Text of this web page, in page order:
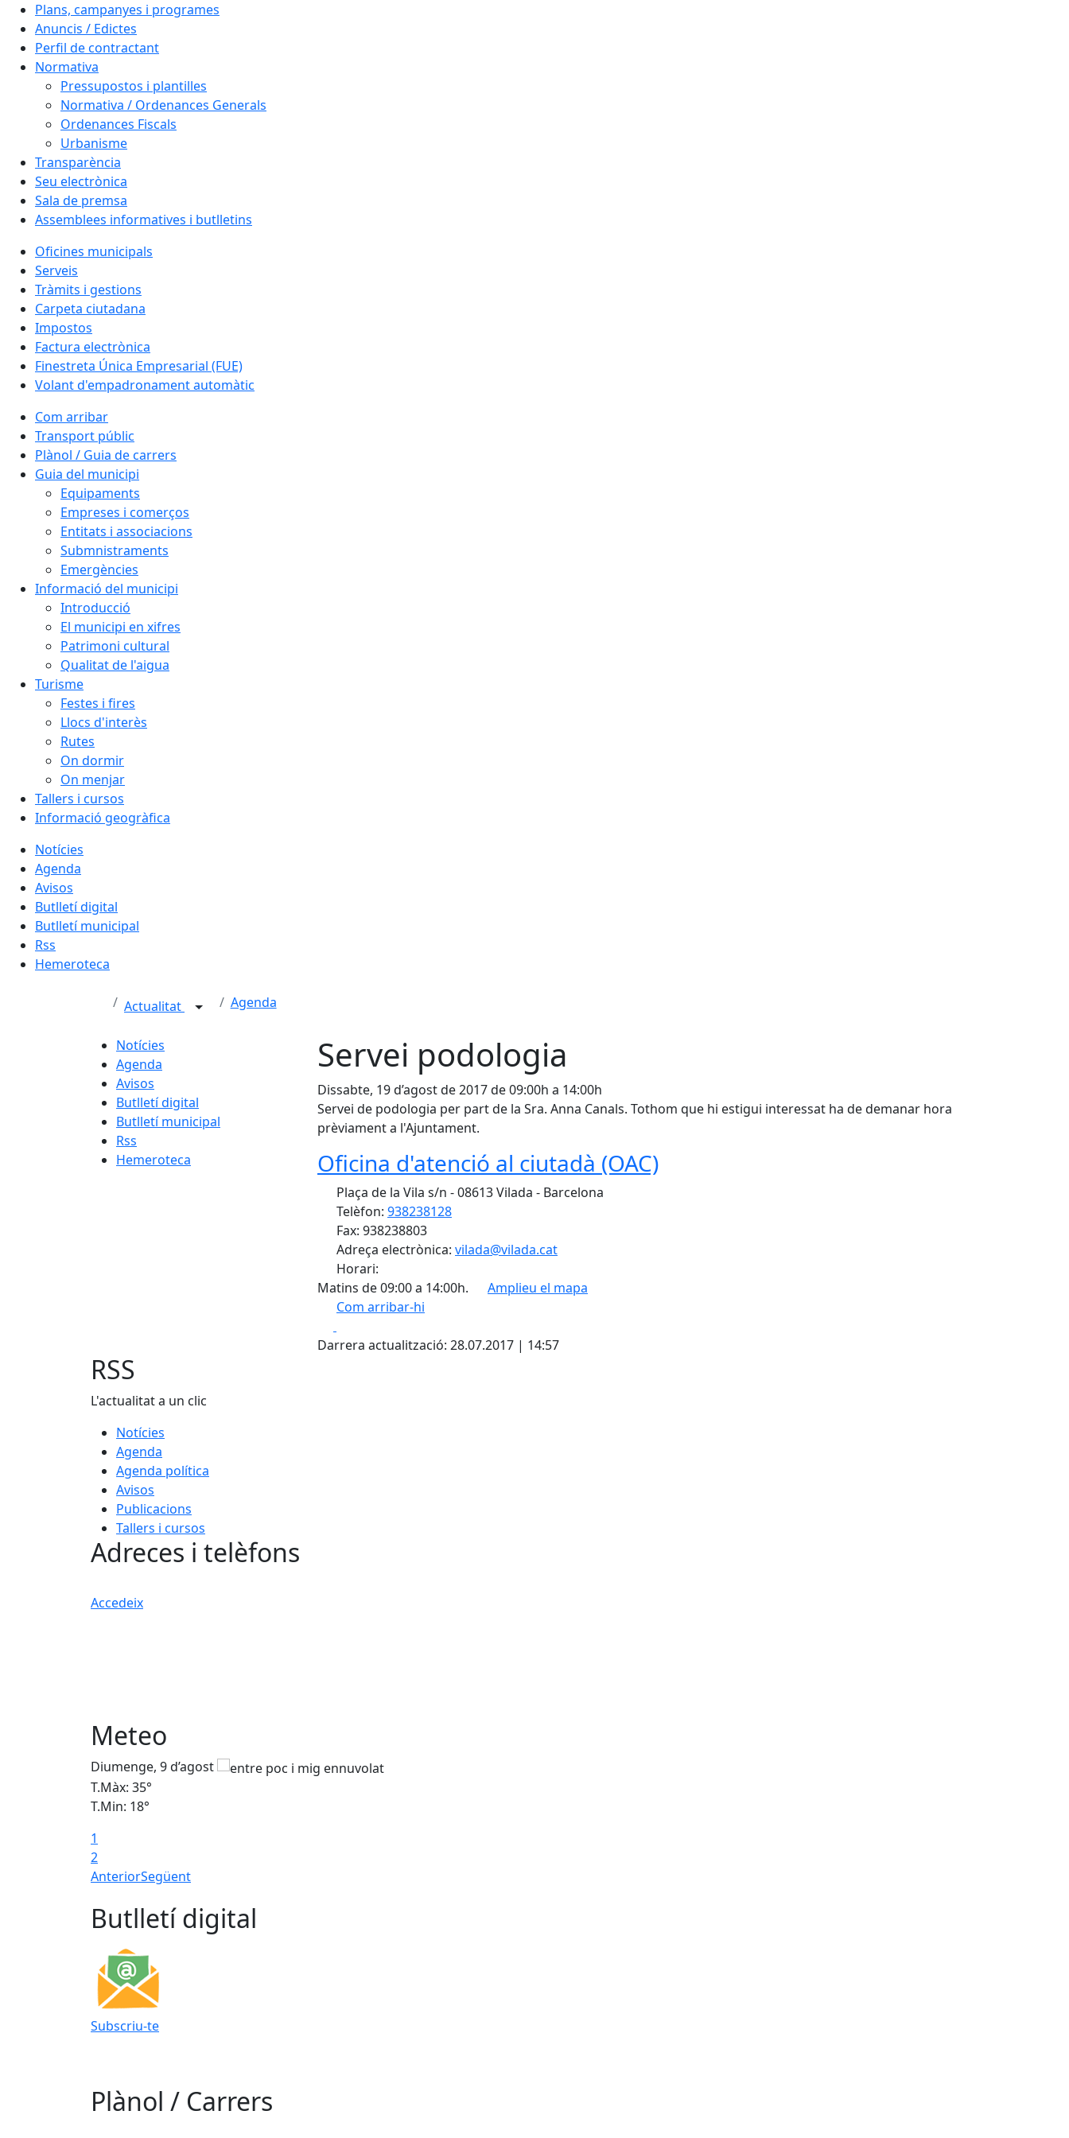
Plans, campanyes i programes
Anuncis / Edictes
Perfil de contractant
Normativa
Pressupostos i plantilles
Normativa / Ordenances Generals
Ordenances Fiscals
Urbanisme
Transparència
Seu electrònica
Sala de premsa
Assemblees informatives i butlletins
Oficines municipals
Serveis
Tràmits i gestions
Carpeta ciutadana
Impostos
Factura electrònica
Finestreta Única Empresarial (FUE)
Volant d'empadronament automàtic
Com arribar
Transport públic
Plànol / Guia de carrers
Guia del municipi
Equipaments
Empreses i comerços
Entitats i associacions
Submnistraments
Emergències
Informació del municipi
Introducció
El municipi en xifres
Patrimoni cultural
Qualitat de l'aigua
Turisme
Festes i fires
Llocs d'interès
Rutes
On dormir
On menjar
Tallers i cursos
Informació geogràfica
Notícies
Agenda
Avisos
Butlletí digital
Butlletí municipal
Rss
Hemeroteca
Actualitat Agenda
Notícies
Agenda
Avisos
Butlletí digital
Butlletí municipal
Rss
Hemeroteca
Servei podologia
Dissabte, 19 d’agost de 2017 de 09:00h a 14:00h
Servei de podologia per part de la Sra. Anna Canals. Tothom que hi estigui interessat ha de demanar hora
prèviament a l'Ajuntament.
Oficina d'atenció al ciutadà (OAC)
Plaça de la Vila s/n - 08613 Vilada - Barcelona
Telèfon: 938238128
Fax: 938238803
Adreça electrònica: vilada@vilada.cat
Horari:
Matins de 09:00 a 14:00h.
Amplieu el mapa
Com arribar-hi
+
Darrera actualització: 28.07.2017 | 14:57
RSS
L'actualitat a un clic
Notícies
Agenda
Agenda política
Avisos
Publicacions
Tallers i cursos
Adreces i telèfons
Accedeix
Meteo
Diumenge, 9 d’agost
T.Màx: 35°
T.Min: 18°
1
2
AnteriorSegüent
Butlletí digital
Subscriu-te
Plànol / Carrers